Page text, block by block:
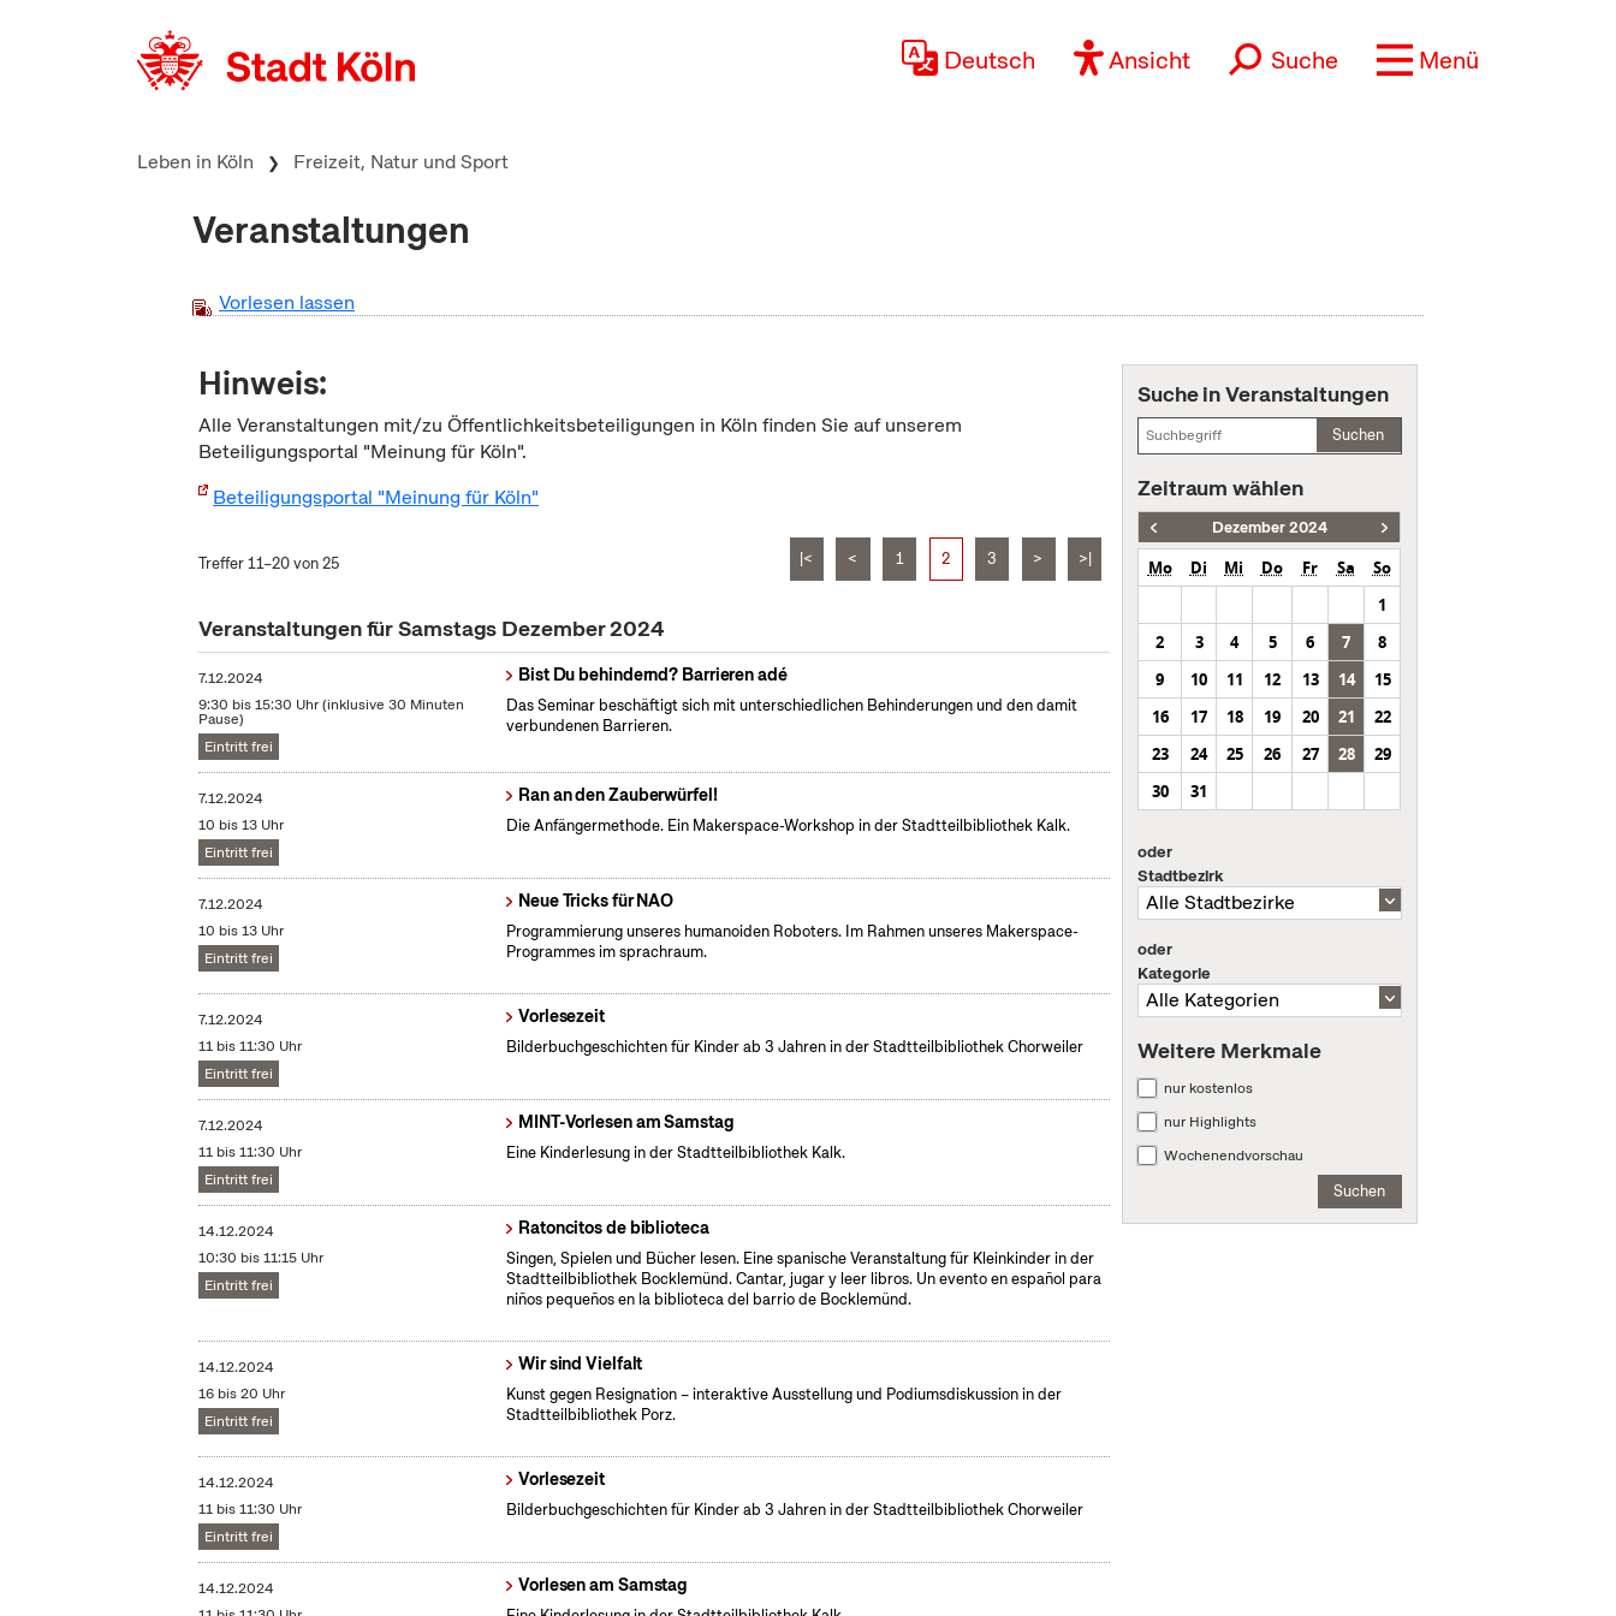
Deutsch Ansicht Suche Menü
Leben in Köln Freizeit, Natur und Sport
Veranstaltungen
Vorlesen lassen
Hinweis:
Alle Veranstaltungen mit/zu Öffentlichkeitsbeteiligungen in Köln finden Sie auf unserem
Beteiligungsportal "Meinung für Köln".
Beteiligungsportal "Meinung für Köln"
Treffer 11–20 von 25 |< < 1 2 3 > >|
Veranstaltungen für Samstags Dezember 2024
7.12.2024
9:30 bis 15:30 Uhr (inklusive 30 Minuten
Pause)
Eintritt frei
Bist Du behindernd? Barrieren adé
Das Seminar beschäftigt sich mit unterschiedlichen Behinderungen und den damit
verbundenen Barrieren.
7.12.2024
10 bis 13 Uhr
Eintritt frei
Ran an den Zauberwürfel!
Die Anfängermethode. Ein Makerspace-Workshop in der Stadtteilbibliothek Kalk.
7.12.2024
10 bis 13 Uhr
Eintritt frei
Neue Tricks für NAO
Programmierung unseres humanoiden Roboters. Im Rahmen unseres Makerspace-
Programmes im sprachraum.
7.12.2024
11 bis 11:30 Uhr
Eintritt frei
Vorlesezeit
Bilderbuchgeschichten für Kinder ab 3 Jahren in der Stadtteilbibliothek Chorweiler
7.12.2024
11 bis 11:30 Uhr
Eintritt frei
MINT-Vorlesen am Samstag
Eine Kinderlesung in der Stadtteilbibliothek Kalk.
14.12.2024
10:30 bis 11:15 Uhr
Eintritt frei
Ratoncitos de biblioteca
Singen, Spielen und Bücher lesen. Eine spanische Veranstaltung für Kleinkinder in der
Stadtteilbibliothek Bocklemünd. Cantar, jugar y leer libros. Un evento en español para
niños pequeños en la biblioteca del barrio de Bocklemünd.
14.12.2024
16 bis 20 Uhr
Eintritt frei
Wir sind Vielfalt
Kunst gegen Resignation – interaktive Ausstellung und Podiumsdiskussion in der
Stadtteilbibliothek Porz.
14.12.2024
11 bis 11:30 Uhr
Eintritt frei
Vorlesezeit
Bilderbuchgeschichten für Kinder ab 3 Jahren in der Stadtteilbibliothek Chorweiler
14.12.2024
Vorlesen am Samstag
Suche in Veranstaltungen
Suchen
Zeitraum wählen
Dezember 2024
Mo Di Mi Do Fr Sa
So
1
2
3 4 5 6 7
8
9
10 11 12 13 14
15
16
17 18 19 20 21
22
23
24 25 26 27 28
29
30
31
oder
Stadtbezirk
oder
Kategorie
Weitere Merkmale
nur kostenlos
nur Highlights
Wochenendvorschau
Suchen